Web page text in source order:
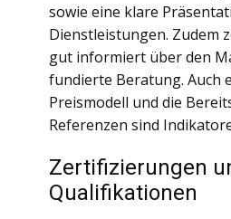
sowie eine klare
Dienstleistungen. Zudem
gut informiert über den
fundierte Beratung. Auch
Preismodell und die
Referenzen sind
Zertifizierungen
Qualifikationen